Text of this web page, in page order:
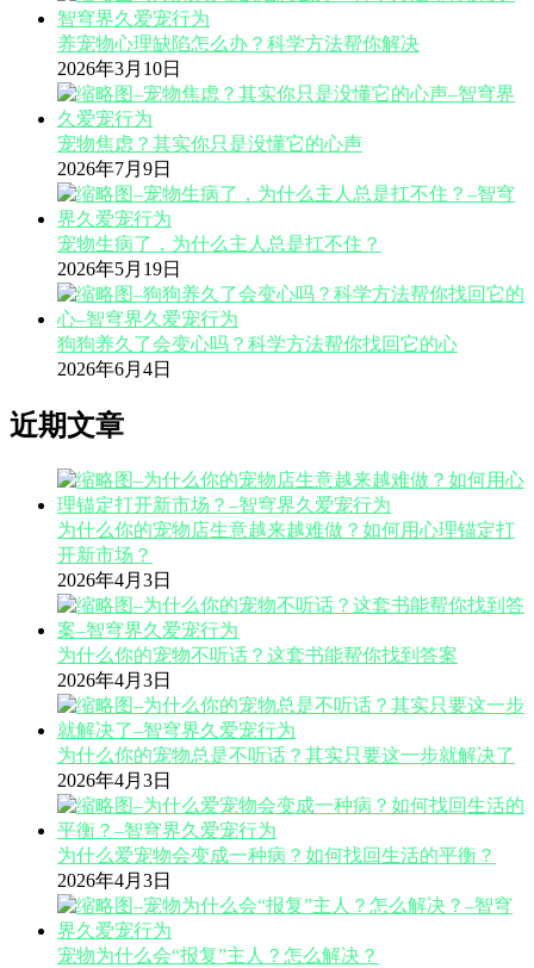
养宠物心理缺陷怎么办？科学方法帮你解决
2026年3月10日
宠物焦虑？其实你只是没懂它的心声
2026年7月9日
宠物生病了，为什么主人总是扛不住？
2026年5月19日
狗狗养久了会变心吗？科学方法帮你找回它的心
2026年6月4日
近期文章
为什么你的宠物店生意越来越难做？如何用心理锚定打
开新市场？
2026年4月3日
为什么你的宠物不听话？这套书能帮你找到答案
2026年4月3日
为什么你的宠物总是不听话？其实只要这一步就解决了
2026年4月3日
为什么爱宠物会变成一种病？如何找回生活的平衡？
2026年4月3日
宠物为什么会“报复”主人？怎么解决？